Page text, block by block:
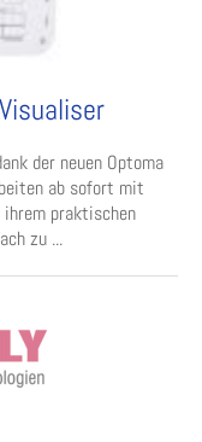
der neuen Optoma
ab sofort mit
praktischen
zu ...